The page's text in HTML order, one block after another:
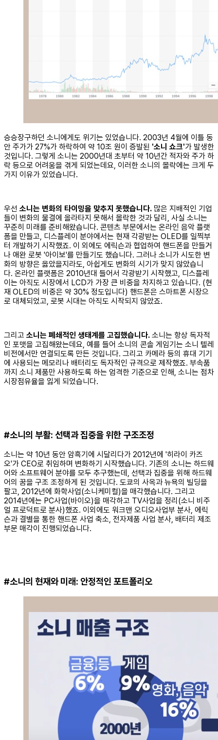
승승장구하던 소니에게도 위기는 있었습니다. 2003년 4월에 이틀 동
안 주가가 27%가 하락하여 약 10조 원이 증발된 '소니 쇼크'가 발생한
것입니다. 그렇게 소니는 2000년대 초부터 약 10년간 적자와 주가 하
락 등으로 어려움을 겪게 되었는데요, 이러한 소니의 몰락에는 크게 두
가지 이유가 있었습니다.
우선 소니는 변화의 타이밍을 맞추지 못했습니다. 많은 지배적인 기업
들이 변화의 물결에 올라타지 못해서 몰락한 것과 달리, 사실 소니는
꾸준히 미래를 준비해왔습니다. 콘텐츠 부문에서는 온라인 음악 플랫
폼을 만들고, 디스플레이 분야에서는 현재 각광받는 OLED를 일찍부
터 개발하기 시작했죠. 이 외에도 에릭슨과 협업하여 핸드폰을 만들거
나 애완 로봇 '아이보'를 만들기도 했습니다. 그러나 소니가 시도한 변
화의 방향은 옳았을지라도, 아쉽게도 변화의 시기가 맞지 않았습니
다. 온라인 플랫폼은 2010년대 들어서 각광받기 시작했고, 디스플레
이는 아직도 시장에서 LCD가 가장 큰 비중을 차지하고 있습니다. (현
재 OLED의 비중은 약 30% 정도입니다) 핸드폰은 스마트폰 시장으
로 대체되었고, 로봇 시대는 아직도 시작되지 않았죠.
그리고 소니는 폐쇄적인 생태계를 고집했습니다. 소니는 항상 독자적
인 포맷을 고집해왔는데요, 예를 들어 소니의 콘솔 게임기는 소니 텔레
비전에서만 연결되도록 만든 것입니다. 그리고 카메라 등의 휴대 기기
에 사용되는 메모리나 배터리도 독자적인 규격으로 제작했죠. 부속품
까지 소니 제품만 사용하도록 하는 엄격한 기준으로 인해, 소니는 점차
시장점유율을 잃게 되었습니다.
#소니의 부활: 선택과 집중을 위한 구조조정
소니는 약 10년 동안 암흑기에 시달리다가 2012년에 '히라이 카즈
오'가 CEO로 취임하며 변화하기 시작했습니다. 기존의 소니는 하드웨
어와 소프트웨어 분야를 모두 추구했는데, 선택과 집중을 위해 하드웨
어의 꿈을 구조 조정하게 된 것입니다. 도쿄의 사옥과 뉴욕의 빌딩을
팔고, 2012년에 화학사업(소니케미컬)을 매각했습니다. 그리고
2014년에는 PC사업(바이오)을 매각하고 TV사업을 정리(소니 비주
얼 프로덕트로 분사)했죠. 이외에도 워크맨 오디오사업부 분사, 에릭
슨과 결별을 통한 핸드폰 사업 축소, 전자제품 사업 분사, 배터리 제조
부문 매각이 진행되었습니다.
#소니의 현재와 미래: 안정적인 포트폴리오